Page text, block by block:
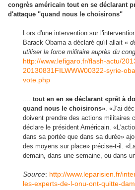
congrès américain tout en se déclarant
d'attaque "quand nous le choisirons"
Lors d'une intervention sur
Barack Obama a déclaré qu'il allait «
utiliser la force militaire auprès du
http://www.lefigaro.fr/flash-actu/
20130831FILWWW00322-syrie-
vote.php
.... tout en en se déclarant «prêt à
quand nous le choisirons». «J'ai
doivent prendre des actions militaires
déclare le président Américain.
dans sa portée que dans sa durée»
des moyens sur place» précise-t-il.
demain, dans une semaine, ou dans
Source: http://www.leparisien.fr/
les-experts-de-l-onu-ont-quitte-